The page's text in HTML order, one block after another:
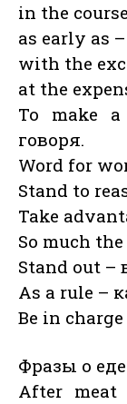
in the
as early as
with the
at the
To make
говоря.
Word for
Stand to
Take
So much
Stand out –
As a rule –
Be in
Фразы о еде
After meat